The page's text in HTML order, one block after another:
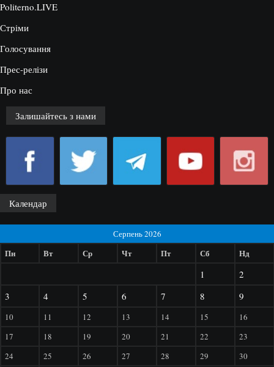
Politerno.LIVE
Стріми
Голосування
Прес-релізи
Про нас
Залишайтесь з нами
Календар
Серпень 2026
Пн Вт Ср Чт Пт Сб Нд
1
2
3
4 5 6 7 8 9
10 11 12 13 14 15
16
17
18 19 20 21 22
23
24
25 26 27 28 29 30